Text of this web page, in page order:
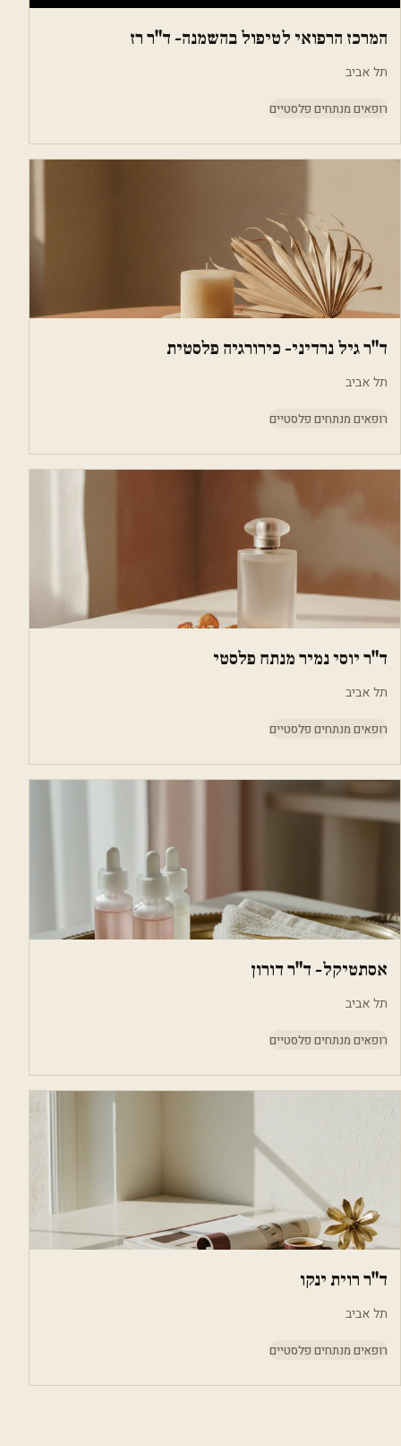
המרכז הרפואי לטיפול בהשמנה- ד"ר רז
תל אביב
רופאים מנתחים פלסטיים
ד"ר גיל נרדיני- כירורגיה פלסטית
תל אביב
רופאים מנתחים פלסטיים
ד"ר יוסי נמיר מנתח פלסטי
תל אביב
רופאים מנתחים פלסטיים
אסתטיקל- ד"ר דורון
תל אביב
רופאים מנתחים פלסטיים
ד"ר רוית ינקו
תל אביב
רופאים מנתחים פלסטיים